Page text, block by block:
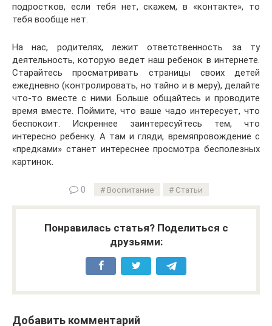
подростков, если тебя нет, скажем, в «контакте», то
тебя вообще нет.
На нас, родителях, лежит ответственность за ту
деятельность, которую ведет наш ребенок в интернете.
Старайтесь просматривать страницы своих детей
ежедневно (контролировать, но тайно и в меру), делайте
что-то вместе с ними. Больше общайтесь и проводите
время вместе. Поймите, что ваше чадо интересует, что
беспокоит. Искреннее заинтересуйтесь тем, что
интересно ребенку. А там и гляди, времяпровождение с
«предками» станет интереснее просмотра бесполезных
картинок.
0 Воспитание Статьи
Понравилась статья? Поделиться с
друзьями:
Добавить комментарий